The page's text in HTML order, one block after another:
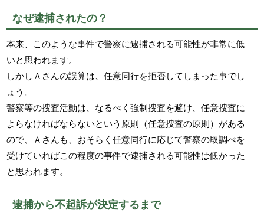
なぜ逮捕されたの？
本来、このような事件で警察に逮捕される可能性が非常に低
いと思われます。
しかしＡさんの誤算は、任意同行を拒否してしまった事でし
ょう。
警察等の捜査活動は、なるべく強制捜査を避け、任意捜査に
よらなければならないという原則（任意捜査の原則）がある
ので、Ａさんも、おそらく任意同行に応じて警察の取調べを
受けていればこの程度の事件で逮捕される可能性は低かった
と思われます。
逮捕から不起訴が決定するまで